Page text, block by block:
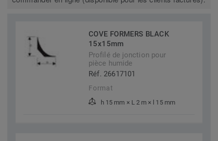
COVE FORMERS BLACK
15x15mm
Profilé de jonction pour
pièce humide
Réf. 26617101
Format
h 15 mm × L 2 m × l 15 mm